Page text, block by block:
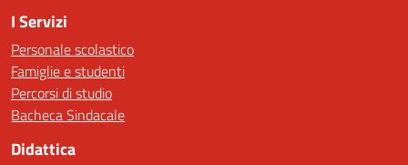
I Servizi
Personale scolastico
Famiglie e studenti
Percorsi di studio
Bacheca Sindacale
Didattica